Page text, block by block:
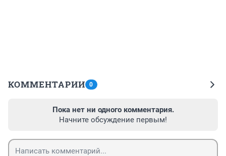
КОММЕНТАРИИ 0
Пока нет ни одного комментария.
Начните обсуждение первым!